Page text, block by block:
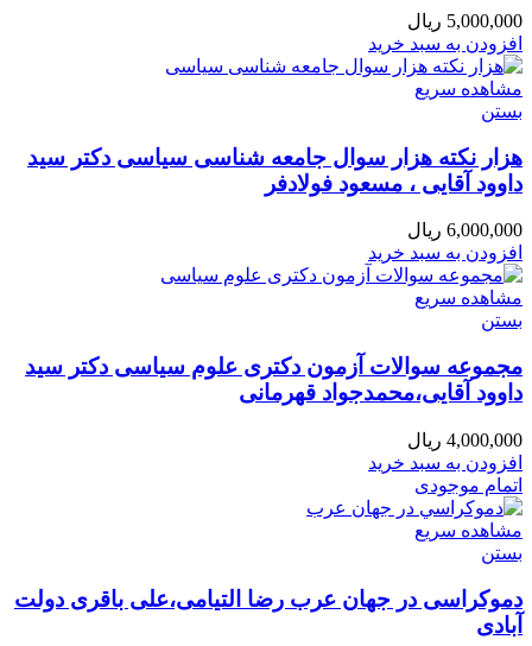
5,000,000 ریال
افزودن به سبد خرید
مشاهده سریع
بستن
هزار نکته هزار سوال جامعه شناسی سیاسی دکتر سید
داوود آقایی ، مسعود فولادفر
6,000,000 ریال
افزودن به سبد خرید
مشاهده سریع
بستن
مجموعه سوالات آزمون دکتری علوم سیاسی دکتر سید
داوود آقایی،محمدجواد قهرمانی
4,000,000 ریال
افزودن به سبد خرید
اتمام موجودی
مشاهده سریع
بستن
دموکراسی در جهان عرب رضا التیامی،علی باقری دولت
آبادی